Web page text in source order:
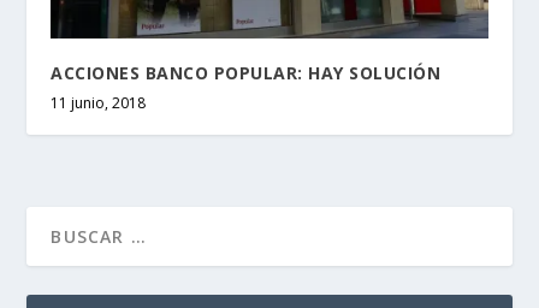
ACCIONES BANCO POPULAR: HAY SOLUCIÓN
11 junio, 2018